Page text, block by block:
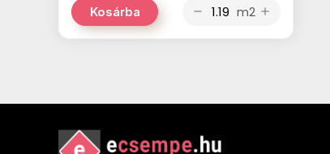
Kosárba remove m2 add